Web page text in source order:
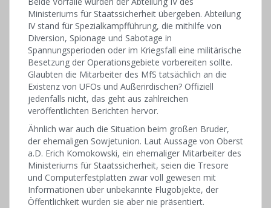
Ministeriums für Staatssicherheit übergeben. Abteilung
IV stand für Spezialkampfführung, die mithilfe von
Diversion, Spionage und Sabotage in
Spannungsperioden oder im Kriegsfall eine militärische
Besetzung der Operationsgebiete vorbereiten sollte.
Glaubten die Mitarbeiter des MfS tatsächlich an die
Existenz von UFOs und Außerirdischen? Offiziell
jedenfalls nicht, das geht aus zahlreichen
veröffentlichten Berichten hervor.
Ähnlich war auch die Situation beim großen Bruder,
der ehemaligen Sowjetunion. Laut Aussage von Oberst
a.D. Erich Komokowski, ein ehemaliger Mitarbeiter des
Ministeriums für Staatssicherheit, seien die Tresore
und Computerfestplatten zwar voll gewesen mit
Informationen über unbekannte Flugobjekte, der
Öffentlichkeit wurden sie aber nie präsentiert.